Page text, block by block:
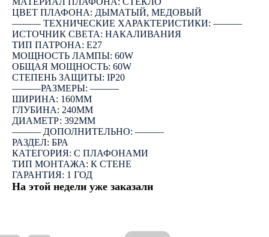
ЦВЕТ ПЛАФОНА: ДЫМАТЫЙ, МЕДОВЫЙ
――― ТЕХНИЧЕСКИЕ ХАРАКТЕРИСТИКИ: ―――
ИСТОЧНИК СВЕТА: НАКАЛИВАНИЯ
ТИП ПАТРОНА: E27
МОЩНОСТЬ ЛАМПЫ: 60W
ОБЩАЯ МОЩНОСТЬ: 60W
СТЕПЕНЬ ЗАЩИТЫ: IP20
―――РАЗМЕРЫ: ―――
ШИРИНА: 160ММ
ГЛУБИНА: 240ММ
ДИАМЕТР: 392ММ
――― ДОПОЛНИТЕЛЬНО: ―――
РАЗДЕЛ: БРА
КАТЕГОРИЯ: С ПЛАФОНАМИ
ТИП МОНТАЖА: К СТЕНЕ
ГАРАНТИЯ: 1 ГОД
На этой недели уже заказали